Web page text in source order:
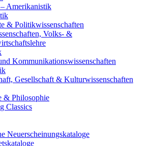
Amerikanistik
& Politikwissenschaften
Volks- &
Kommunikationswissenschaften
Gesellschaft & Kulturwissenschaften
& Philosophie
Classics
Neuerscheinungskataloge